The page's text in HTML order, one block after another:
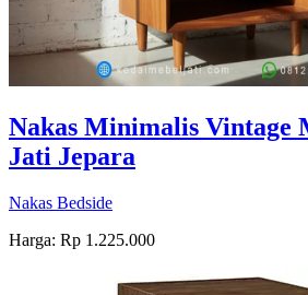
Nakas Minimalis Vintage
Jati Jepara
Nakas Bedside
Harga: Rp 1.225.000